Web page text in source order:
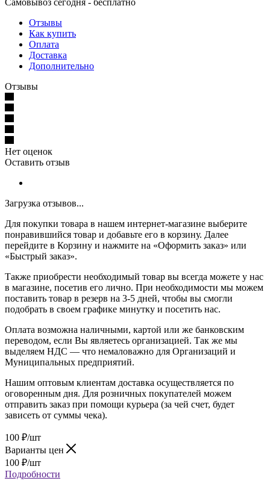
Отзывы
Как купить
Оплата
Доставка
Дополнительно
Отзывы
Нет оценок
Оставить отзыв
Загрузка отзывов...
Для покупки товара в нашем интернет-магазине выберите
понравившийся товар и добавьте его в корзину. Далее
перейдите в Корзину и нажмите на «Оформить заказ» или
«Быстрый заказ».
Также приобрести необходимый товар вы всегда можете у нас
в магазине, посетив его лично. При необходимости мы можем
поставить товар в резерв на 3-5 дней, чтобы вы смогли
подобрать в своем графике минутку и посетить нас.
Оплата возможна наличными, картой или же банковским
переводом, если Вы являетесь организацией. Так же мы
выделяем НДС — что немаловажно для Организаций и
Муниципальных предприятий.
Нашим оптовым клиентам доставка осуществляется по
оговоренным дня. Для розничных покупателей можем
отправить заказ при помощи курьера (за чей счет, будет
зависеть от суммы чека).
100 ₽/шт
Варианты цен
100 ₽/шт
Подробности